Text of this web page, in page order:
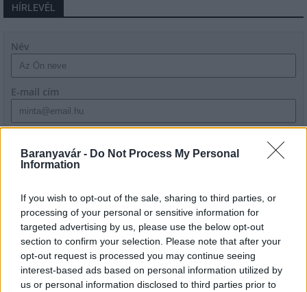
Baranyavár - Do Not Process My Personal
Information
If you wish to opt-out of the sale, sharing to third parties, or
processing of your personal or sensitive information for
targeted advertising by us, please use the below opt-out
section to confirm your selection. Please note that after your
opt-out request is processed you may continue seeing
interest-based ads based on personal information utilized by
us or personal information disclosed to third parties prior to
HÍRLEVÉL
Név
E-mail cím
szabályzatot!
HÍRDETÉS
LEGFRISSEBB